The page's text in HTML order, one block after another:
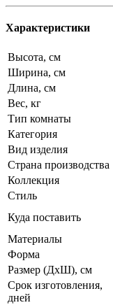
Характеристики
Высота, см
Ширина, см
Длина, см
Вес, кг
Тип комнаты
Категория
Вид изделия
Страна производства
Коллекция
Стиль
Куда поставить
Материалы
Форма
Размер (ДхШ), см
Срок изготовления,
дней